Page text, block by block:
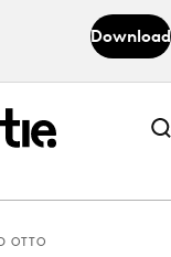
Download
Abonneer nu
Abonneer nu
OTTO